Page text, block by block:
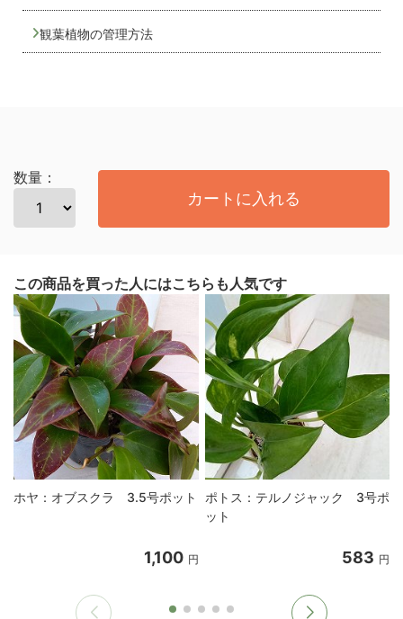
観葉植物の管理方法
数量：
カートに入れる
この商品を買った人にはこちらも人気です
ホヤ：オブスクラ 3.5号ポット
1,100 円
ポトス：テルノジャック 3号ポ
ット
583 円